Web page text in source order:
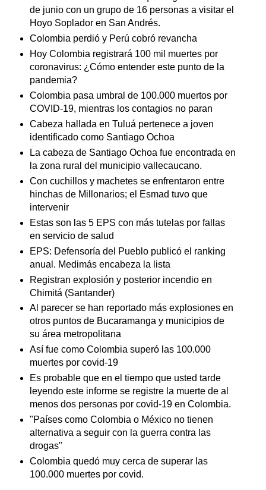
de junio con un grupo de 16 personas a visitar el
Hoyo Soplador en San Andrés.
Colombia perdió y Perú cobró revancha
Hoy Colombia registrará 100 mil muertes por
coronavirus: ¿Cómo entender este punto de la
pandemia?
Colombia pasa umbral de 100.000 muertos por
COVID-19, mientras los contagios no paran
Cabeza hallada en Tuluá pertenece a joven
identificado como Santiago Ochoa
La cabeza de Santiago Ochoa fue encontrada en
la zona rural del municipio vallecaucano.
Con cuchillos y machetes se enfrentaron entre
hinchas de Millonarios; el Esmad tuvo que
intervenir
Estas son las 5 EPS con más tutelas por fallas
en servicio de salud
EPS: Defensoría del Pueblo publicó el ranking
anual. Medimás encabeza la lista
Registran explosión y posterior incendio en
Chimitá (Santander)
Al parecer se han reportado más explosiones en
otros puntos de Bucaramanga y municipios de
su área metropolitana
Así fue como Colombia superó las 100.000
muertes por covid-19
Es probable que en el tiempo que usted tarde
leyendo este informe se registre la muerte de al
menos dos personas por covid-19 en Colombia.
"Países como Colombia o México no tienen
alternativa a seguir con la guerra contra las
drogas"
Colombia quedó muy cerca de superar las
100.000 muertes por covid.